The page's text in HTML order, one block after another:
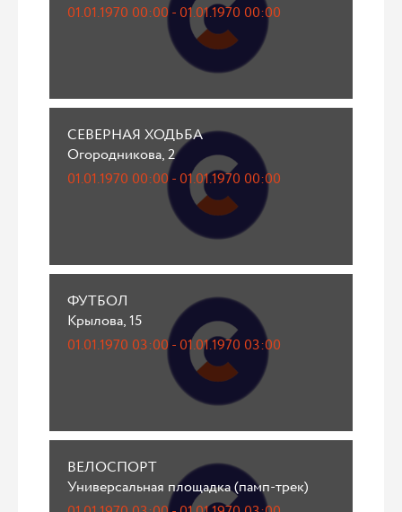
01.01.1970 00:00 - 01.01.1970 00:00
СЕВЕРНАЯ ХОДЬБА
Огородникова, 2
01.01.1970 00:00 - 01.01.1970 00:00
ФУТБОЛ
Крылова, 15
01.01.1970 03:00 - 01.01.1970 03:00
ВЕЛОСПОРТ
Универсальная площадка (памп-трек)